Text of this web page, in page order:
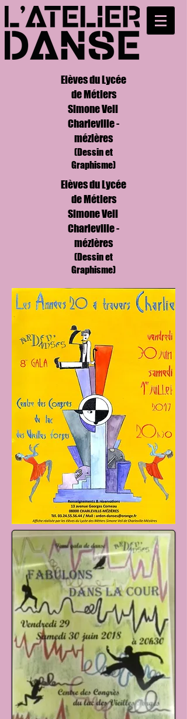
Elèves du Lycée
de Métiers
Simone Veil
Charleville -
mézières
(Dessin et
Graphisme)
Elèves du Lycée
de Métiers
Simone Veil
Charleville -
mézières
(Dessin et
Graphisme)